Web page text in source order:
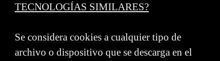
TECNOLOGÍAS SIMILARES?
Se considera cookies a cualquier tipo de
archivo o dispositivo que se descarga en el